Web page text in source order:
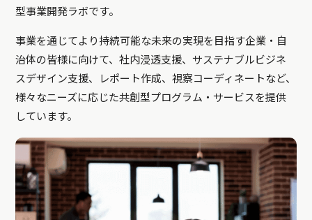
型事業開発ラボです。
事業を通じてより持続可能な未来の実現を目指す企業・自
治体の皆様に向けて、社内浸透支援、サステナブルビジネ
スデザイン支援、レポート作成、視察コーディネートなど、
様々なニーズに応じた共創型プログラム・サービスを提供
しています。